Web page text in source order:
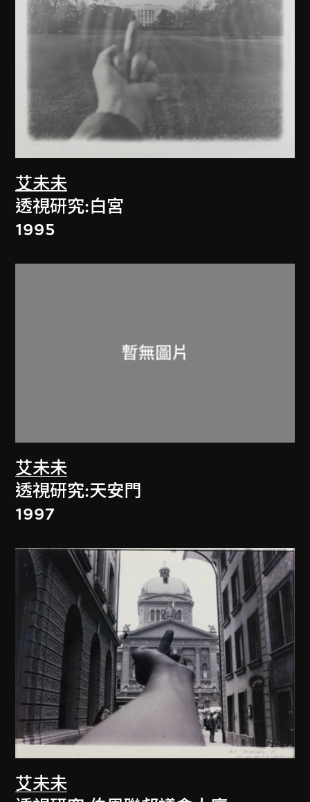
艾未未
透視研究:白宮
1995
艾未未
透視研究:天安門
1997
艾未未